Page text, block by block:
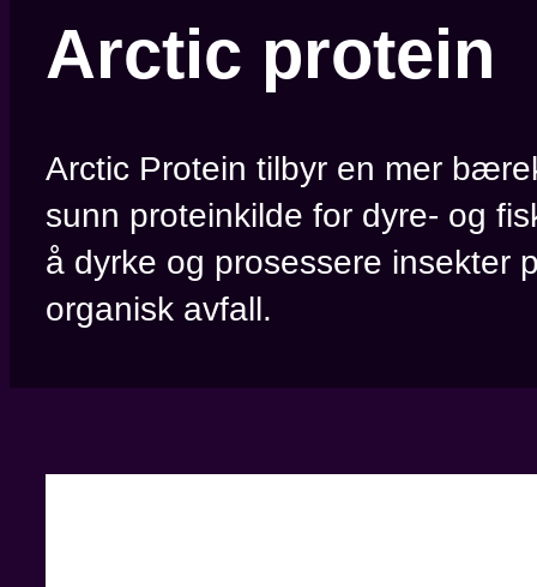
Arctic protein
Arctic Protein tilbyr en mer
sunn proteinkilde for dyre- og
å dyrke og prosessere insekter
organisk avfall.